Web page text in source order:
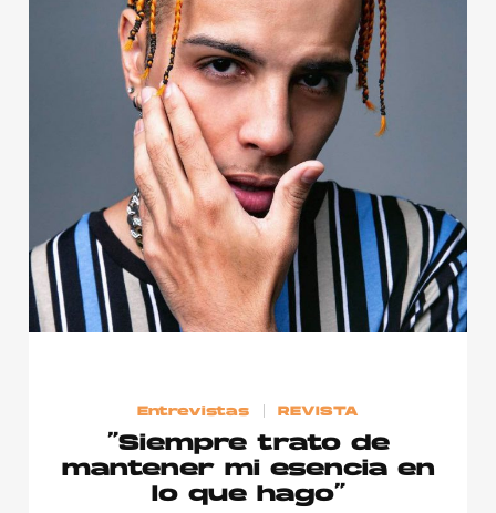
Home
Cover Story
Publicidad
Contacto
Aviso Legal
© 2015-2022 UMOMAG. PROPIEDAD DE UMO agency. TODOS LOS
DERECHOS RESERVADOS.
Entrevistas REVISTA
“Siempre trato de
mantener mi esencia en
lo que hago”